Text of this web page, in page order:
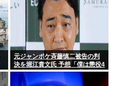
元ジャンポケ斉藤慎二被告の判
決を堀江貴文氏 予想「僕は懲役4
年求刑され 2年6か月の実刑だっ
たが…」